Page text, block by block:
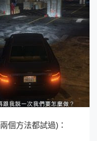
方法都試過)：